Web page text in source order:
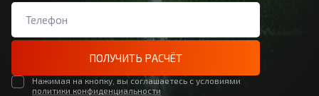
ПОЛУЧИТЬ РАСЧЁТ
Нажимая на кнопку, вы соглашаетесь с условиями
политики конфиденциальности